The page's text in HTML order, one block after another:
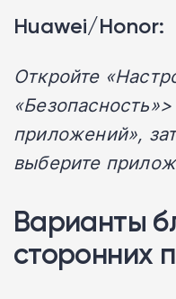
Huawei/Honor:
Откройте
приложений»,
выберите
Варианты
сторонних